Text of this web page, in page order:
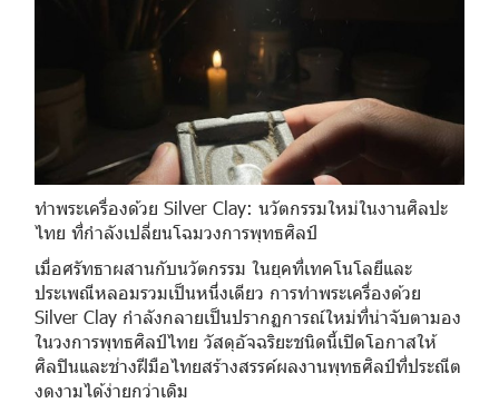
ทำพระเครื่องด้วย Silver Clay: นวัตกรรมใหม่ในงานศิลปะ
ไทย ที่กำลังเปลี่ยนโฉมวงการพุทธศิลป์
เมื่อศรัทธาผสานกับนวัตกรรม ในยุคที่เทคโนโลยีและ
ประเพณีหลอมรวมเป็นหนึ่งเดียว การทำพระเครื่องด้วย
Silver Clay กำลังกลายเป็นปรากฏการณ์ใหม่ที่น่าจับตามอง
ในวงการพุทธศิลป์ไทย วัสดุอัจฉริยะชนิดนี้เปิดโอกาสให้
ศิลปินและช่างฝีมือไทยสร้างสรรค์ผลงานพุทธศิลป์ที่ประณีต
งดงามได้ง่ายกว่าเดิม